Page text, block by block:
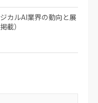
カルAI業界の動向と展
載）